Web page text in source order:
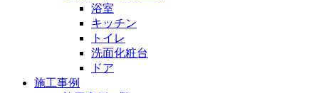
浴室
キッチン
トイレ
洗面化粧台
ドア
施工事例